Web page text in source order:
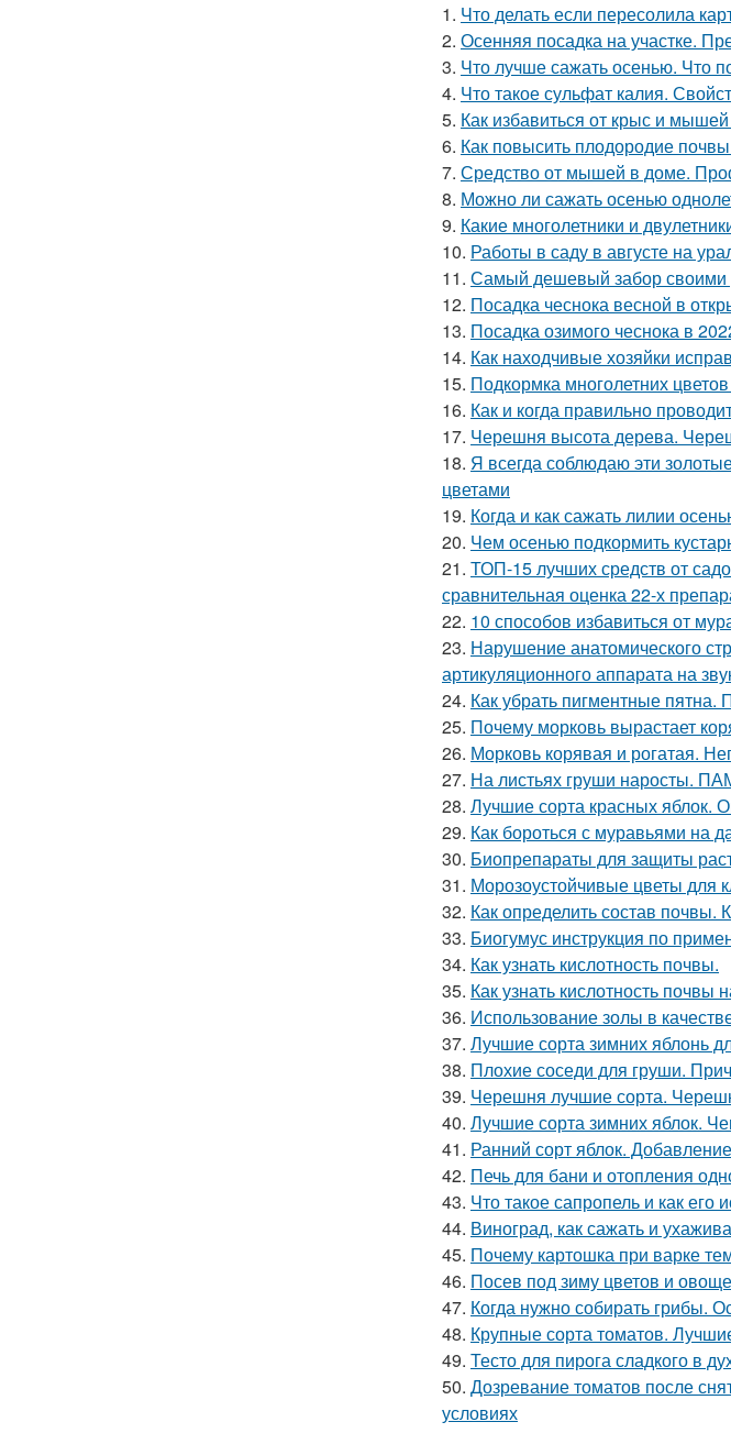
1. Что делать если пересолила
2. Осенняя посадка на участке.
3. Что лучше сажать осенью. Что
4. Что такое сульфат калия.
5. Как избавиться от крыс и
6. Как повысить плодородие
7. Средство от мышей в доме.
8. Можно ли сажать осенью
9. Какие многолетники и
10. Работы в саду в августе на
11. Самый дешевый забор своими
12. Посадка чеснока весной в
13. Посадка озимого чеснока в
14. Как находчивые хозяйки
15. Подкормка многолетних
16. Как и когда правильно
17. Черешня высота дерева.
18. Я всегда соблюдаю эти
цветами
19. Когда и как сажать лилии
20. Чем осенью подкормить
21. ТОП-15 лучших средств от
сравнительная оценка 22-х
22. 10 способов избавиться от
23. Нарушение анатомического
артикуляционного аппарата на
24. Как убрать пигментные пятна.
25. Почему морковь вырастает
26. Морковь корявая и рогатая.
27. На листьях груши
28. Лучшие сорта красных яблок.
29. Как бороться с муравьями на
30. Биопрепараты для защиты
31. Морозоустойчивые цветы для
32. Как определить состав почвы.
33. Биогумус инструкция по
34. Как узнать кислотность почвы.
35. Как узнать кислотность
36. Использование золы в
37. Лучшие сорта зимних яблонь
38. Плохие соседи для груши.
39. Черешня лучшие сорта.
40. Лучшие сорта зимних яблок.
41. Ранний сорт яблок.
42. Печь для бани и отопления
43. Что такое сапропель и как его
44. Виноград, как сажать и
45. Почему картошка при варке
46. Посев под зиму цветов и
47. Когда нужно собирать грибы.
48. Крупные сорта томатов.
49. Тесто для пирога сладкого в
50. Дозревание томатов после
условиях